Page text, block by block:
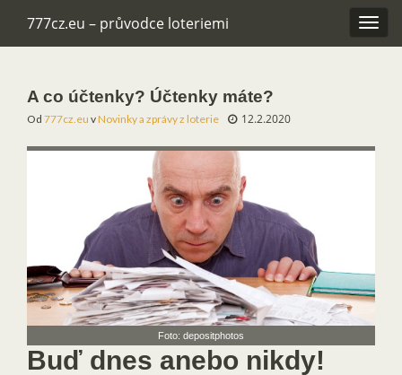
777cz.eu – průvodce loteriemi
A co účtenky? Účtenky máte?
Od 777cz.eu vNovinky a zprávy z loterie 12.2.2020
Foto: depositphotos
Buď dnes anebo nikdy!